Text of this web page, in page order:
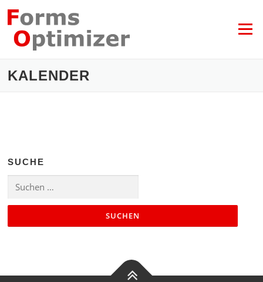
Inhalt
springen
Menü
KALENDER
SUCHE
nach: